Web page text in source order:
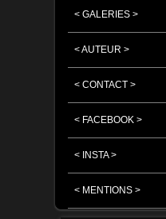
< GALERIES >
< AUTEUR >
< CONTACT >
< FACEBOOK >
< INSTA >
< MENTIONS >